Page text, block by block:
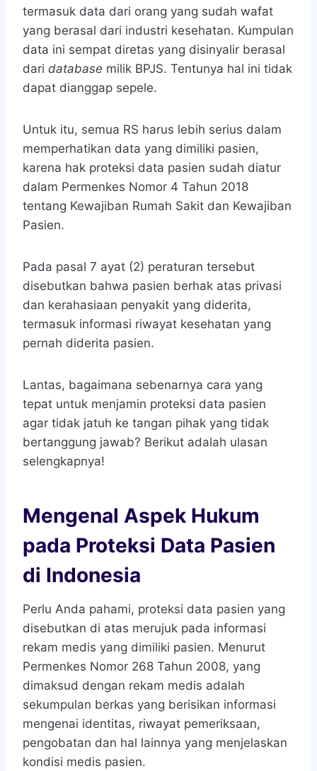
termasuk data dari orang yang sudah wafat
yang berasal dari industri kesehatan. Kumpulan
data ini sempat diretas yang disinyalir berasal
dari database milik BPJS. Tentunya hal ini tidak
dapat dianggap sepele.
Untuk itu, semua RS harus lebih serius dalam
memperhatikan data yang dimiliki pasien,
karena hak proteksi data pasien sudah diatur
dalam Permenkes Nomor 4 Tahun 2018
tentang Kewajiban Rumah Sakit dan Kewajiban
Pasien.
Pada pasal 7 ayat (2) peraturan tersebut
disebutkan bahwa pasien berhak atas privasi
dan kerahasiaan penyakit yang diderita,
termasuk informasi riwayat kesehatan yang
pernah diderita pasien.
Lantas, bagaimana sebenarnya cara yang
tepat untuk menjamin proteksi data pasien
agar tidak jatuh ke tangan pihak yang tidak
bertanggung jawab? Berikut adalah ulasan
selengkapnya!
Mengenal Aspek Hukum
pada Proteksi Data Pasien
di Indonesia
Perlu Anda pahami, proteksi data pasien yang
disebutkan di atas merujuk pada informasi
rekam medis yang dimiliki pasien. Menurut
Permenkes Nomor 268 Tahun 2008, yang
dimaksud dengan rekam medis adalah
sekumpulan berkas yang berisikan informasi
mengenai identitas, riwayat pemeriksaan,
pengobatan dan hal lainnya yang menjelaskan
kondisi medis pasien.